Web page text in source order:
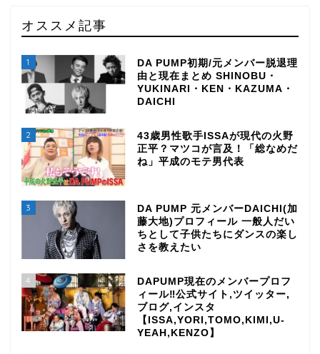
オススメ記事
1
DA PUMP初期/元メンバー脱退理
由と現在まとめ SHINOBU・
YUKINARI・KEN・KAZUMA・
DAICHI
2
43歳男性歌手ISSAが現代の火野
正平？マツコが言及！「総なめだ
ね」平成のモテ男代表
3
DA PUMP 元メンバーDAICHI(加
藤大地)プロフィール 一般人だい
ちとして子供たちにダンスの楽し
さを教えたい
4
DAPUMP現在のメンバープロフ
ィール‼公式サイト,ツイッター,
ブログ,インスタ
【ISSA,YORI,TOMO,KIMI,U-
YEAH,KENZO】